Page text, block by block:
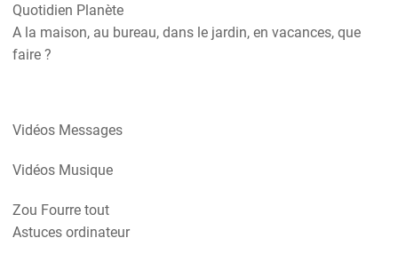
Quotidien Planète
A la maison, au bureau, dans le jardin, en vacances, que
faire ?
Vidéos Messages
Vidéos Musique
Zou Fourre tout
Astuces ordinateur